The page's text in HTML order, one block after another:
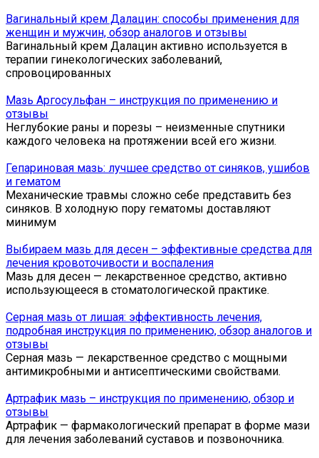
Вагинальный крем Далацин: способы применения для
женщин и мужчин, обзор аналогов и отзывы
Вагинальный крем Далацин активно используется в
терапии гинекологических заболеваний,
спровоцированных
Мазь Аргосульфан – инструкция по применению и
отзывы
Неглубокие раны и порезы – неизменные спутники
каждого человека на протяжении всей его жизни.
Гепариновая мазь: лучшее средство от синяков, ушибов
и гематом
Механические травмы сложно себе представить без
синяков. В холодную пору гематомы доставляют
минимум
Выбираем мазь для десен – эффективные средства для
лечения кровоточивости и воспаления
Мазь для десен — лекарственное средство, активно
использующееся в стоматологической практике.
Серная мазь от лишая: эффективность лечения,
подробная инструкция по применению, обзор аналогов и
отзывы
Серная мазь — лекарственное средство с мощными
антимикробными и антисептическими свойствами.
Артрафик мазь – инструкция по применению, обзор и
отзывы
Артрафик — фармакологический препарат в форме мази
для лечения заболеваний суставов и позвоночника.